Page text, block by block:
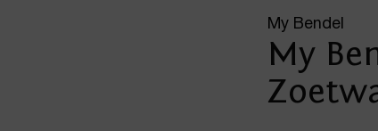
My Bendel
My